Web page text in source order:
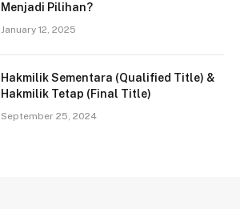
Menjadi Pilihan?
January 12, 2025
Hakmilik Sementara (Qualified Title) &
Hakmilik Tetap (Final Title)
September 25, 2024